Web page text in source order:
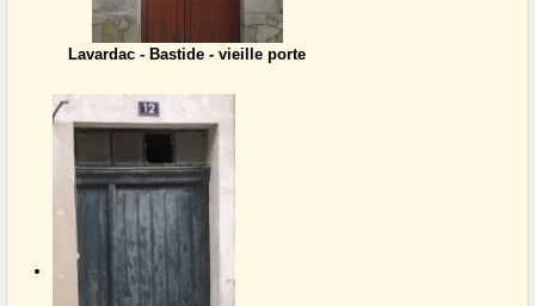
Lavardac - Bastide - vieille porte